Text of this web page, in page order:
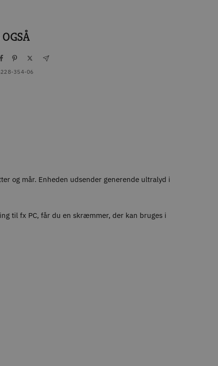
354-06
og mår. Enheden udsender generende ultralyd i
til fx PC, får du en skræmmer, der kan bruges i